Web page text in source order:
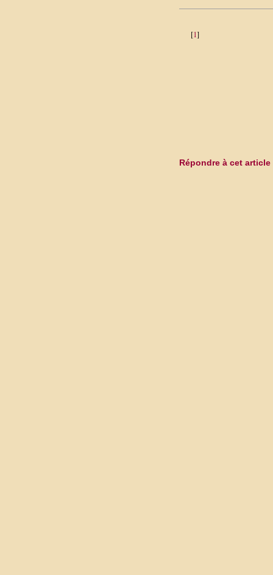
[1]
Répondre à cet article